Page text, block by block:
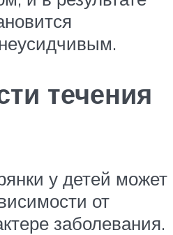
течения
у детей может
от
заболевания.